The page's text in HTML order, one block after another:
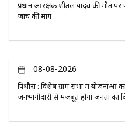
प्रधान आरक्षक शीतल यादव की मौत
जांच की मांग
08-08-2026
पिथौरा : विशेष ग्राम सभा में योजनाओं
जनभागीदारी से मजबूत होगा जनता का